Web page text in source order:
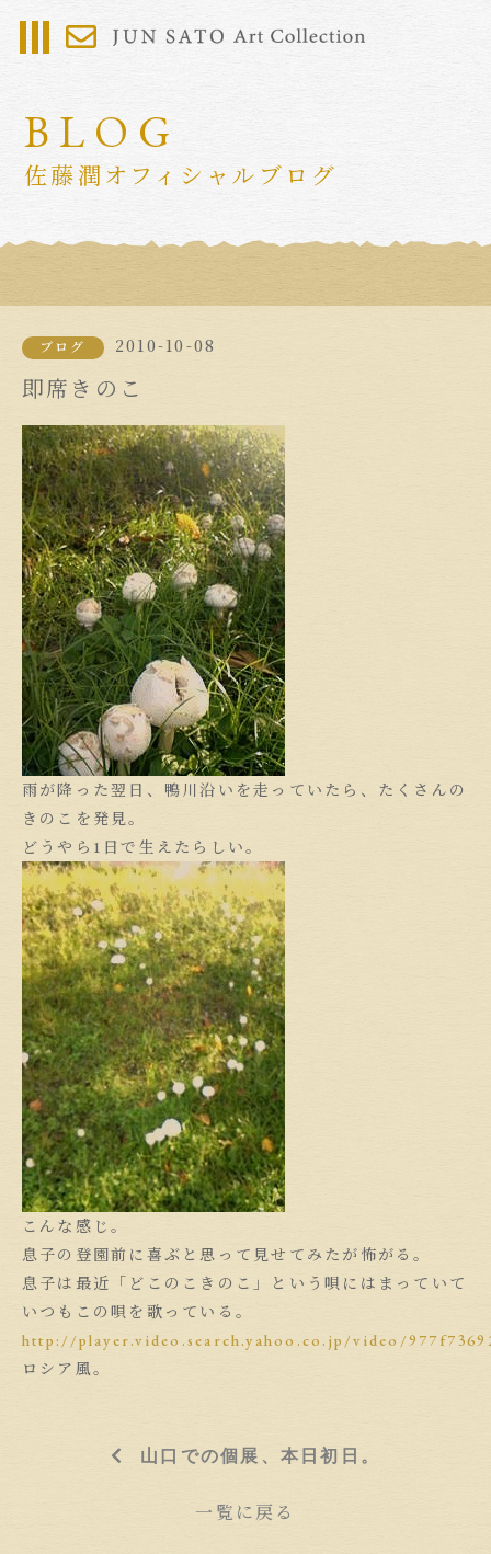
BLOG
佐藤潤オフィシャルブログ
ブログ 2010-10-08
即席きのこ
雨が降った翌日、鴨川沿いを走っていたら、たくさんの
きのこを発見。
どうやら1日で生えたらしい。
こんな感じ。
息子の登園前に喜ぶと思って見せてみたが怖がる。
息子は最近「どこのこきのこ」という唄にはまっていて
いつもこの唄を歌っている。
http://player.video.search.yahoo.co.jp/video/
ロシア風。
山口での個展、本日初日。
一覧に戻る